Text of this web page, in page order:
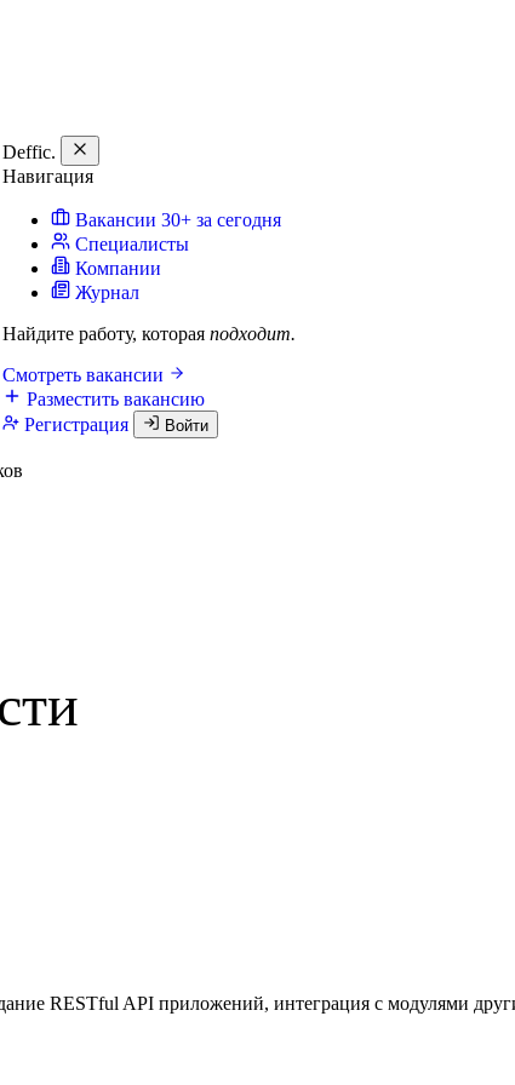
Deffic.
Навигация
Вакансии 30+ за сегодня
Специалисты
Компании
Журнал
Найдите работу, которая подходит.
Смотреть вакансии
Разместить вакансию
Регистрация
Войти
RESTful API приложений, интеграция с модулями